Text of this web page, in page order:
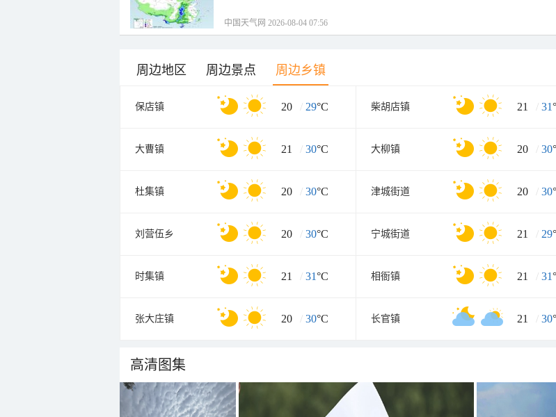
中国天气网 2026-08-04 07:56
周边地区 周边景点 周边乡镇
保店镇 20 / 29°C 柴胡店镇 21 / 31
大曹镇 21 / 30°C 大柳镇 20 / 30
杜集镇 20 / 30°C 津城街道 20 / 30
刘营伍乡 20 / 30°C 宁城街道 21 / 29
时集镇 21 / 31°C 相衙镇 21 / 31
张大庄镇 20 / 30°C 长官镇 21 / 30
高清图集